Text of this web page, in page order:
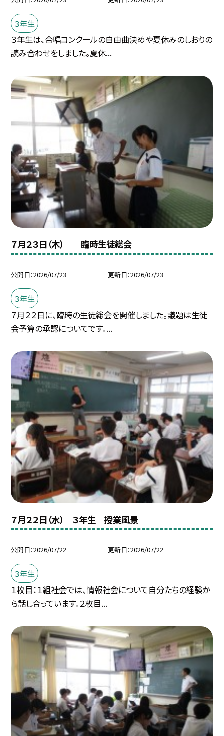
３年生
３年生は、合唱コンクールの自由曲決めや夏休みのしおりの
読み合わせをしました。夏休...
７月２３日（木） 臨時生徒総会
公開日 2026/07/23 更新日 2026/07/23
３年生
７月２２日に、臨時の生徒総会を開催しました。議題は生徒
会予算の承認についてです。...
７月２２日（水） ３年生 授業風景
公開日 2026/07/22 更新日 2026/07/22
３年生
１枚目：１組社会では、情報社会について自分たちの経験か
ら話し合っています。２枚目...